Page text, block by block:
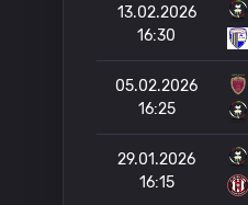
13.02.2026
16:30
05.02.2026
16:25
29.01.2026
16:15